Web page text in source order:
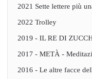
2021 Sette lettere più
2022 Trolley
2019 - IL RE DI
2017 - METÀ -
2016 - Le altre facce